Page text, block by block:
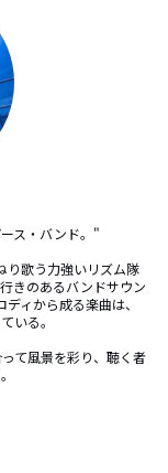
ス・バンド。"
り歌う力強いリズム隊
きのあるバンドサウン
ィから成る楽曲は、
いる。
て風景を彩り、聴く者